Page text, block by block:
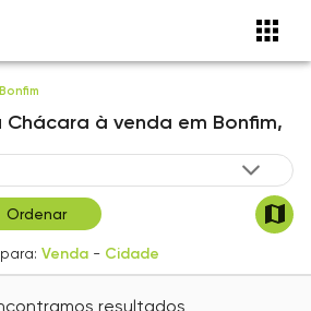
Bonfim
Chácara à venda em Bonfim,
Ordenar
Venda - Cidade
resultados